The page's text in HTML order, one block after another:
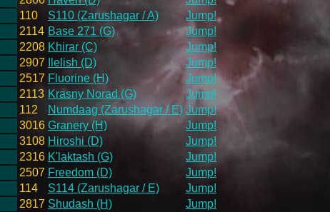
110 S110 (Zarushagar / A)
Jump!
2114 Base 271 (G)
Jump!
2208 Khirar (C)
Jump!
2907 Ilelish (D)
Jump!
2517 Fluorine (H)
Jump!
2113 Krasny Norad (G)
Jump!
112 Numdaag (Zarushagar / E) Jump!
3016 Granery (H)
Jump!
3108 Hiroshi (D)
Jump!
2316 K'laktash (G)
Jump!
2507 Freedom (D)
Jump!
114 S114 (Zarushagar / E)
Jump!
2817 Shudash (H)
Jump!